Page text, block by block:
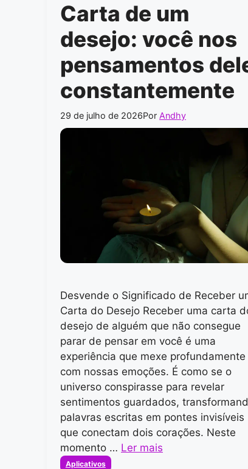
Carta de um
desejo: você nos
pensamentos
constantemente
29 de julho de 2026Por Andhy
Desvende o Significado de Receber
Carta do Desejo Receber uma carta
desejo de alguém que não consegue
parar de pensar em você é uma
experiência que mexe profundamente
com nossas emoções. É como se o
universo conspirasse para revelar
sentimentos guardados,
palavras escritas em pontes invisíveis
que conectam dois corações. Neste
momento … Ler mais
Categorias
Aplicativos